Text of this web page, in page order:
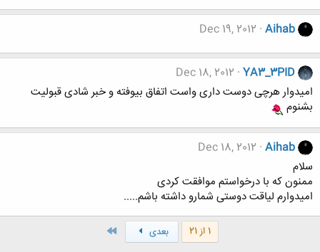
Aihab
Dec 19, 2012
YA3_3PID
Dec 18, 2012
امیدوار هرچی دوست داری واست اتفاق بیوفته و خبر شادی قبولیت
بشنوم
Aihab
Dec 18, 2012
سلام
ممنون که با درخواستم موافقت کردی
امیدوارم لیاقت دوستی شمارو داشته باشم.....
1 از 21 بعدی